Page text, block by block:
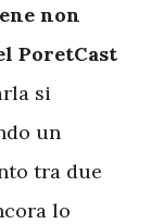
non
PoretCast
si
un
tra due
lo